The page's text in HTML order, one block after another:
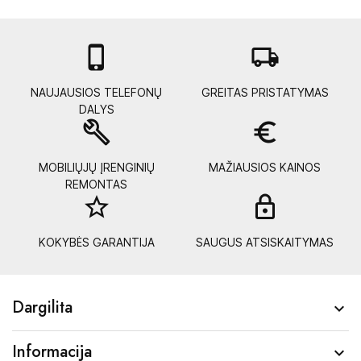

NAUJAUSIOS TELEFONŲ
DALYS
local_shipping
GREITAS PRISTATYMAS
build
MOBILIŲJŲ ĮRENGINIŲ
REMONTAS
euro_symbol
MAŽIAUSIOS KAINOS
star_border
KOKYBĖS GARANTIJA SAUGUS ATSISKAITYMAS
Dargilita 
Informacija 